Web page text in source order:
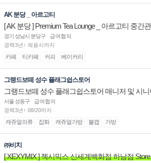
AK 분당 _ 아르고티
[ AK 분당 ] Premium Tea Lounge _ 아르고티 중간
경기 성남시 분당구
급여협의
경력3년↑ 채용시까지
카페 티카페 커피 베이커리
그랭드보떼 성수 플래그쉽스토어
그랭드보떼 성수 플래그쉽스토어 매니저 및 시
자)
서울 성동구
급여협의
경력3년↑ 08/20까지
캐쥬얼의류 잡화 캐쥬얼가방 볼캡 가방
㈜비치
[ XEXYMIX ] 젝시믹스 신세계백화점 하남점